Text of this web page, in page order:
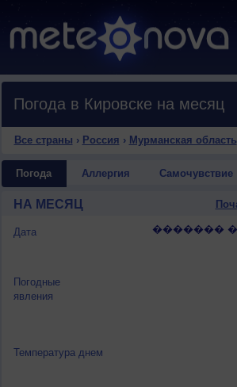
Погода в Кировске на месяц
Все страны › Россия › Мурманская область
Погода Аллергия Самочувствие
НА МЕСЯЦ
Дата
Погодные
явления
Температура днем
�������